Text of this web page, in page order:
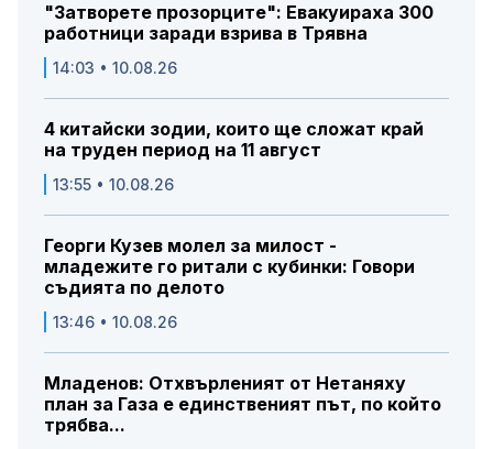
"Затворете прозорците": Евакуираха 300
работници заради взрива в Трявна
14:03 • 10.08.26
4 китайски зодии, които ще сложат край
на труден период на 11 август
13:55 • 10.08.26
Георги Кузев молел за милост -
младежите го ритали с кубинки: Говори
съдията по делото
13:46 • 10.08.26
Младенов: Отхвърленият от Нетаняху
план за Газа е единственият път, по който
трябва...